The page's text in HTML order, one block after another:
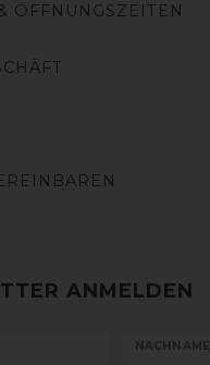
ÖFFNUNGSZEITEN
ANMELDEN
NACHNAME